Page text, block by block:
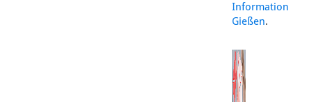
Information
Gießen.